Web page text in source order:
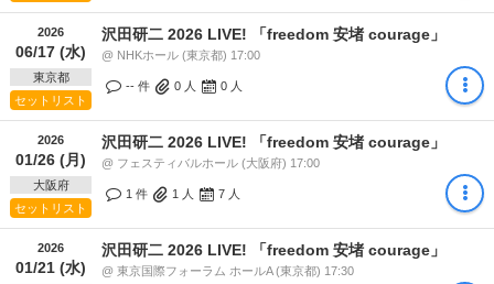
2026
06/17 (水)
東京都
セットリスト
沢田研二 2026 LIVE! 「freedom 安堵 courage」
@ NHKホール (東京都) 17:00
-- 件 0 人 0 人
2026
01/26 (月)
大阪府
セットリスト
沢田研二 2026 LIVE! 「freedom 安堵 courage」
@ フェスティバルホール (大阪府) 17:00
1 件 1 人 7 人
2026
01/21 (水)
沢田研二 2026 LIVE! 「freedom 安堵 courage」
@ 東京国際フォーラム ホールA (東京都) 17:30